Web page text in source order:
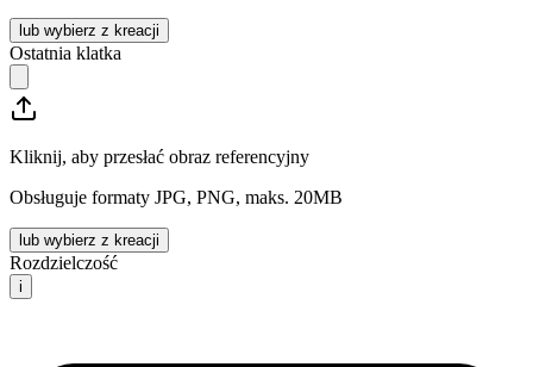
lub wybierz z kreacji
Ostatnia klatka
Kliknij, aby przesłać obraz referencyjny
Obsługuje formaty JPG, PNG, maks. 20MB
lub wybierz z kreacji
Rozdzielczość
i